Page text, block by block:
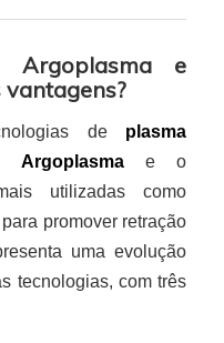
Argoplasma e
vantagens?
de plasma
Argoplasma e o
utilizadas como
promover retração
uma evolução
tecnologias, com três